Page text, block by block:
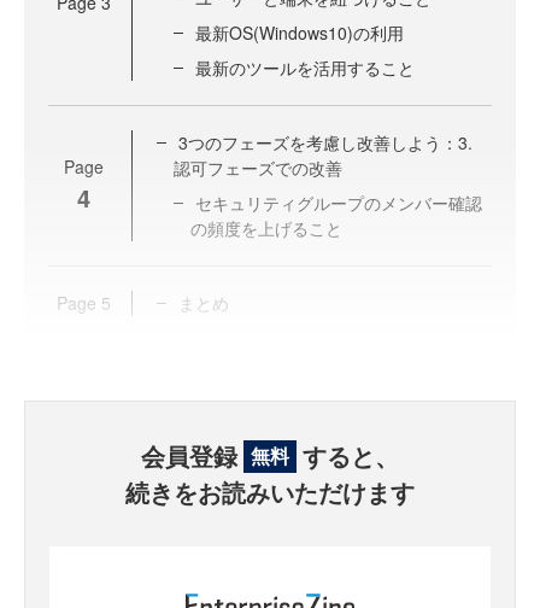
最新OS(Windows10)の利用
最新のツールを活用すること
Page
4
3つのフェーズを考慮し改善しよう：3.
認可フェーズでの改善
セキュリティグループのメンバー確認
の頻度を上げること
Page 5 まとめ
会員登録 無料 すると、
続きをお読みいただけます